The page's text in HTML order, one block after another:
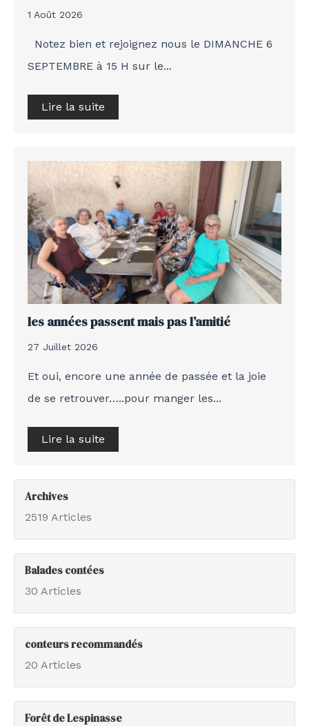
1 Août 2026
Notez bien et rejoignez nous le DIMANCHE 6
SEPTEMBRE à 15 H sur le...
Lire la suite
les années passent mais pas l’amitié
27 Juillet 2026
Et oui, encore une année de passée et la joie
de se retrouver…..pour manger les...
Lire la suite
Archives
2519 Articles
Balades contées
30 Articles
conteurs recommandés
20 Articles
Forêt de Lespinasse